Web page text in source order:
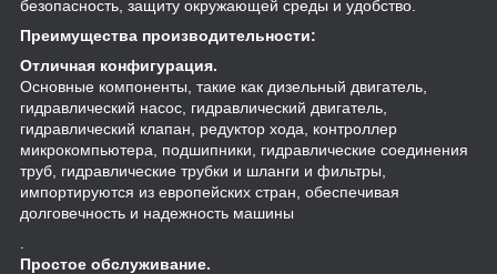
безопасность, защиту окружающей среды и удобство.
Преимущества производительности:
Отличная конфигурация.
Основные компоненты, такие как дизельный двигатель,
гидравлический насос, гидравлический двигатель,
гидравлический клапан, редуктор хода, контроллер
микрокомпьютера, подшипники, гидравлические соединения
труб, гидравлические трубки и шланги и фильтры,
импортируются из европейских стран, обеспечивая
долговечность и надежность машины
Простое обслуживание.